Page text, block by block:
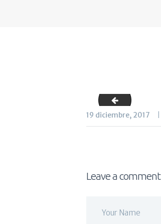
dos_saludaalta
19 diciembre, 2017
Leave a comment